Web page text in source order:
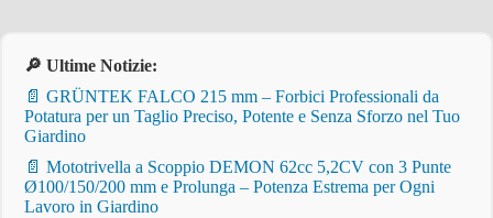
🔎 Ultime Notizie:
📄 GRÜNTEK FALCO 215 mm – Forbici Professionali da
Potatura per un Taglio Preciso, Potente e Senza Sforzo nel Tuo
Giardino
📄 Mototrivella a Scoppio DEMON 62cc 5,2CV con 3 Punte
Ø100/150/200 mm e Prolunga – Potenza Estrema per Ogni
Lavoro in Giardino